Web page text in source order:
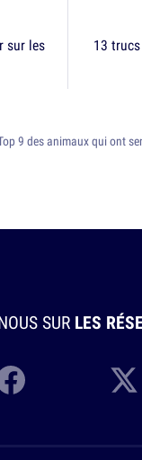
sur les
13
9 des animaux qui ont
SUR LES